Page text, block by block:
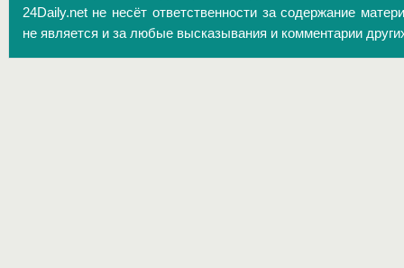
24Daily.net не несёт ответственности за содержание
не является и за любые высказывания и комментарии